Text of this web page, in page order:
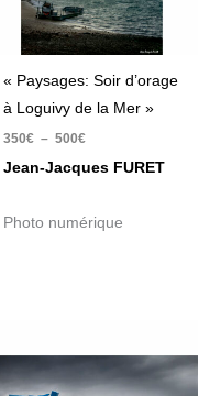
« Paysages: Soir d’orage
à Loguivy de la Mer »
350€ – 500€
Jean-Jacques FURET
Photo numérique
350€